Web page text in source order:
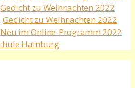
Gedicht zu Weihnachten 2022
Gedicht zu Weihnachten 2022
Neu im Online-Programm 2022
Hamburg